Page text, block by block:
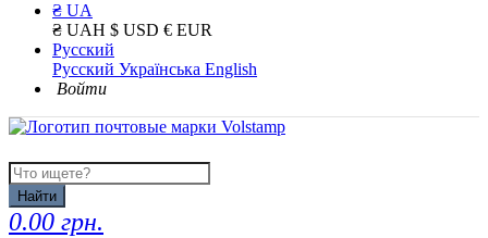
₴ UA
₴ UAH $ USD € EUR
Русский
Русский Українська English
Войти
Найти
0.00 грн.